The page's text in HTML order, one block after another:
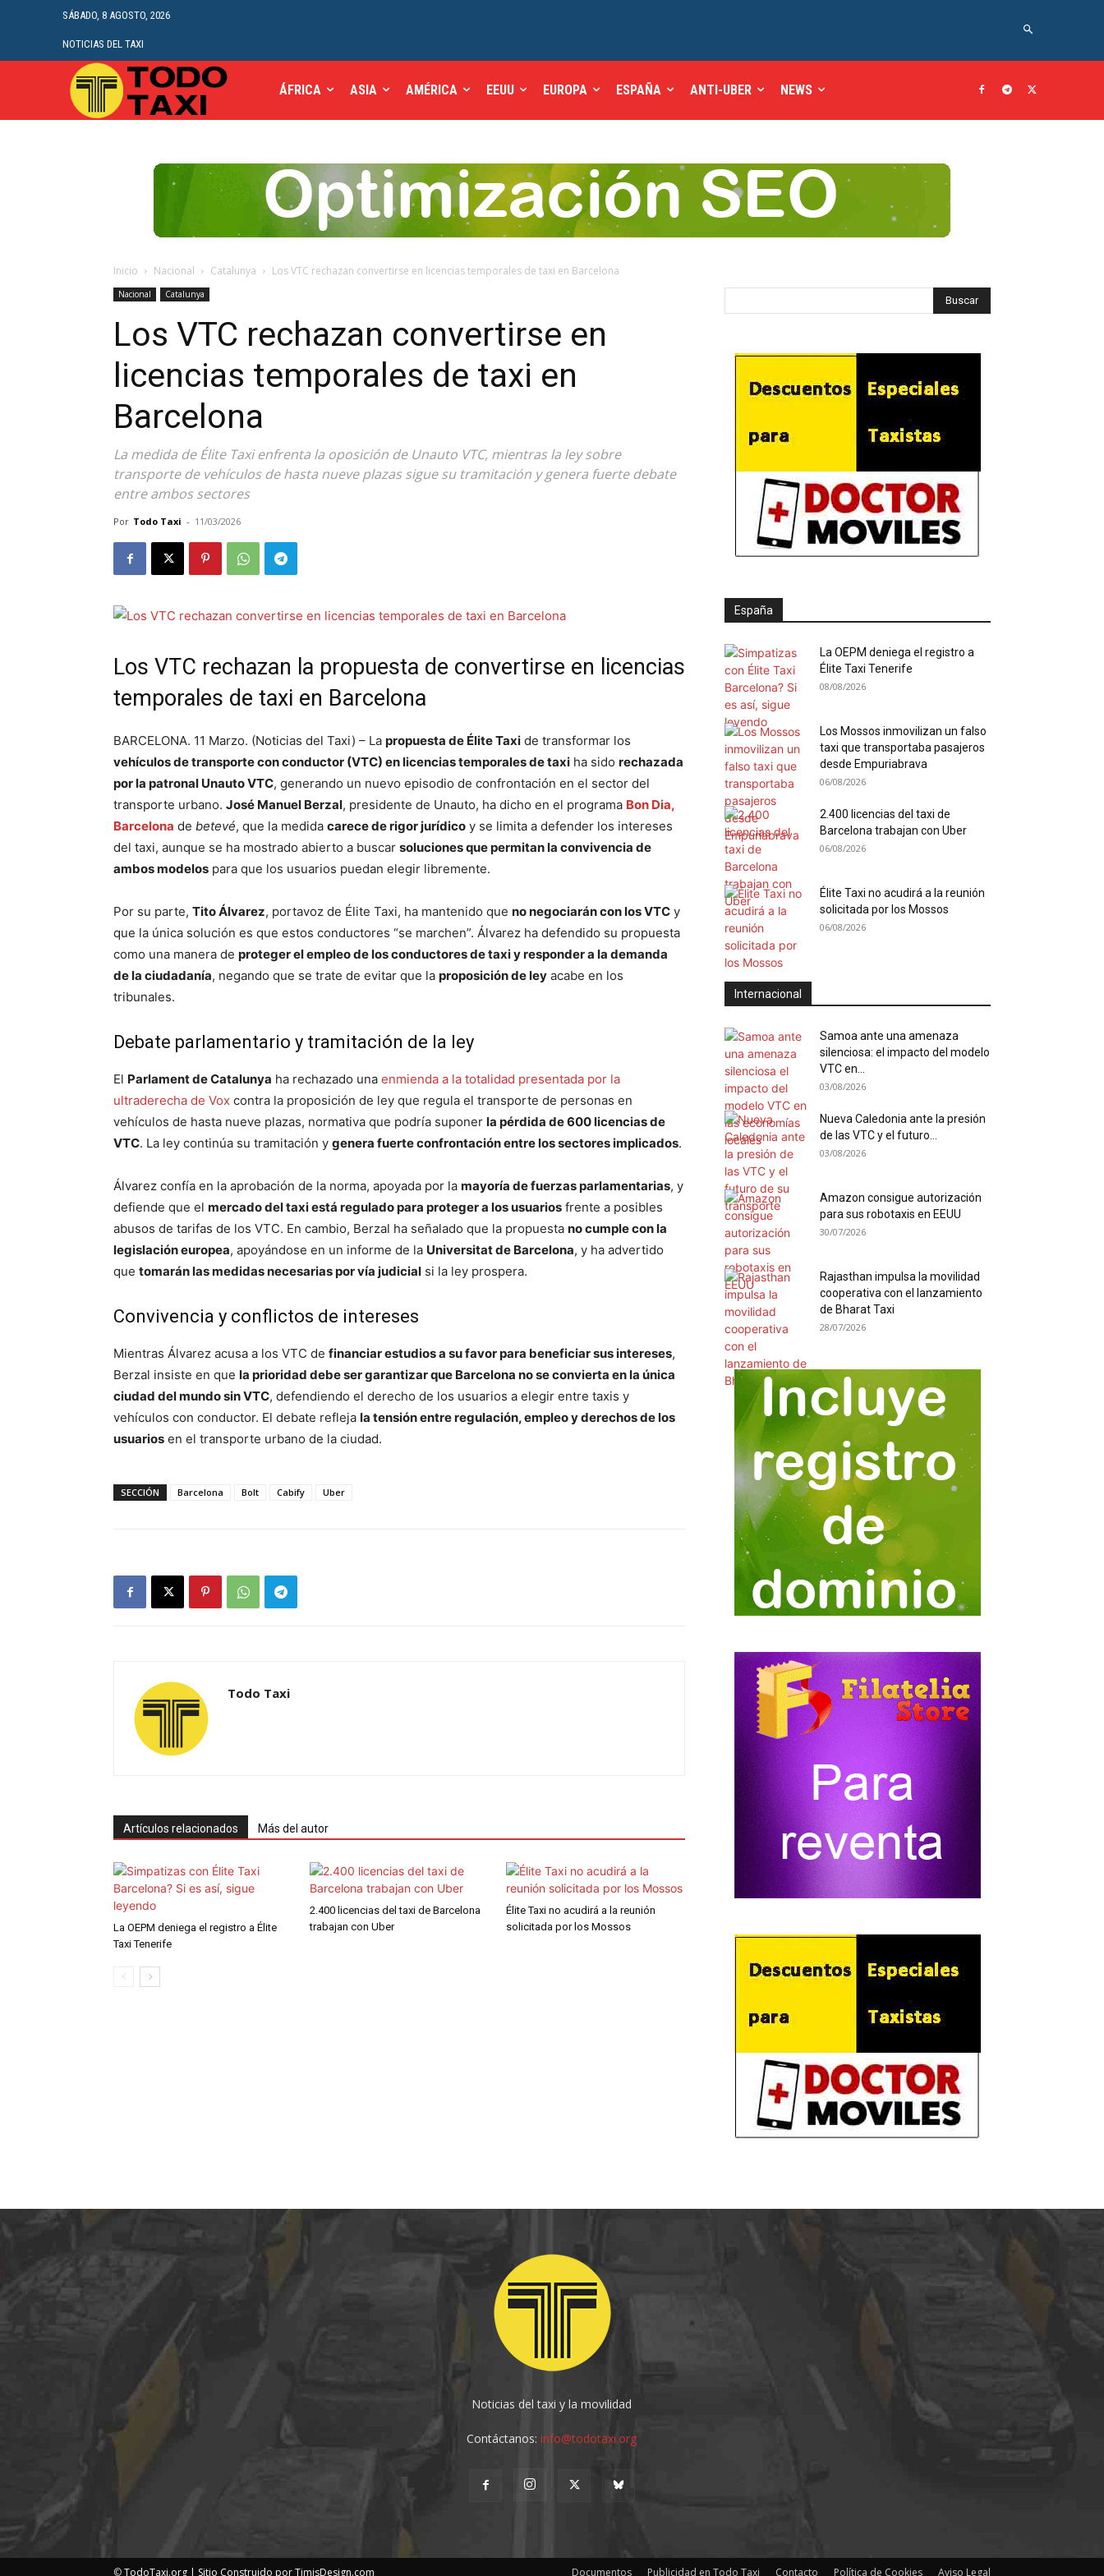
SÁBADO, 8 AGOSTO, 2026
NOTICIAS DEL TAXI
ÁFRICA ASIA AMÉRICA EEUU EUROPA ESPAÑA ANTI-UBER NEWS
Inicio Nacional Catalunya Los VTC rechazan convertirse en licencias temporales de taxi en Barcelona
Nacional Catalunya
Los VTC rechazan convertirse en
licencias temporales de taxi en
Barcelona
La medida de Élite Taxi enfrenta la oposición de Unauto VTC, mientras la ley sobre
transporte de vehículos de hasta nueve plazas sigue su tramitación y genera fuerte debate
entre ambos sectores
Por Todo Taxi - 11/03/2026
Los VTC rechazan la propuesta de convertirse en licencias
temporales de taxi en Barcelona
BARCELONA. 11 Marzo. (Noticias del Taxi) – La propuesta de Élite Taxi de transformar los
vehículos de transporte con conductor (VTC) en licencias temporales de taxi ha sido rechazada
por la patronal Unauto VTC, generando un nuevo episodio de confrontación en el sector del
transporte urbano. José Manuel Berzal, presidente de Unauto, ha dicho en el programa Bon Dia,
Barcelona de betevé, que la medida carece de rigor jurídico y se limita a defender los intereses
del taxi, aunque se ha mostrado abierto a buscar soluciones que permitan la convivencia de
ambos modelos para que los usuarios puedan elegir libremente.
Por su parte, Tito Álvarez, portavoz de Élite Taxi, ha mantenido que no negociarán con los VTC y
que la única solución es que estos conductores “se marchen”. Álvarez ha defendido su propuesta
como una manera de proteger el empleo de los conductores de taxi y responder a la demanda
de la ciudadanía, negando que se trate de evitar que la proposición de ley acabe en los
tribunales.
Debate parlamentario y tramitación de la ley
El Parlament de Catalunya ha rechazado una enmienda a la totalidad presentada por la
ultraderecha de Vox contra la proposición de ley que regula el transporte de personas en
vehículos de hasta nueve plazas, normativa que podría suponer la pérdida de 600 licencias de
VTC. La ley continúa su tramitación y genera fuerte confrontación entre los sectores implicados.
Álvarez confía en la aprobación de la norma, apoyada por la mayoría de fuerzas parlamentarias, y
defiende que el mercado del taxi está regulado para proteger a los usuarios frente a posibles
abusos de tarifas de los VTC. En cambio, Berzal ha señalado que la propuesta no cumple con la
legislación europea, apoyándose en un informe de la Universitat de Barcelona, y ha advertido
que tomarán las medidas necesarias por vía judicial si la ley prospera.
Convivencia y conflictos de intereses
Mientras Álvarez acusa a los VTC de financiar estudios a su favor para beneficiar sus intereses,
Berzal insiste en que la prioridad debe ser garantizar que Barcelona no se convierta en la única
ciudad del mundo sin VTC, defendiendo el derecho de los usuarios a elegir entre taxis y
vehículos con conductor. El debate refleja la tensión entre regulación, empleo y derechos de los
usuarios en el transporte urbano de la ciudad.
SECCIÓN Barcelona Bolt Cabify Uber
Todo Taxi
Artículos relacionados Más del autor
La OEPM deniega el registro a Élite
Taxi Tenerife
2.400 licencias del taxi de Barcelona
trabajan con Uber
Élite Taxi no acudirá a la reunión
solicitada por los Mossos
España
La OEPM deniega el registro a
Élite Taxi Tenerife
08/08/2026
Los Mossos inmovilizan un falso
taxi que transportaba pasajeros
desde Empuriabrava
06/08/2026
2.400 licencias del taxi de
Barcelona trabajan con Uber
06/08/2026
Élite Taxi no acudirá a la reunión
solicitada por los Mossos
06/08/2026
Internacional
Samoa ante una amenaza
silenciosa: el impacto del modelo
VTC en...
03/08/2026
Nueva Caledonia ante la presión
de las VTC y el futuro...
03/08/2026
Amazon consigue autorización
para sus robotaxis en EEUU
30/07/2026
Rajasthan impulsa la movilidad
cooperativa con el lanzamiento
de Bharat Taxi
28/07/2026
Noticias del taxi y la movilidad
Contáctanos:info@todotaxi.org
Documentos Publicidad en Todo Taxi Contacto Política de Cookies Aviso Legal
©TodoTaxi.org | Sitio Construido porTimisDesign.com